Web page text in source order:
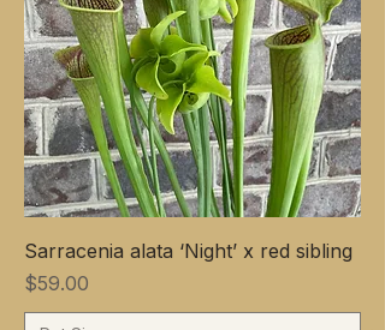
Sarracenia alata ‘Night’ x red sibling
価格
$59.00